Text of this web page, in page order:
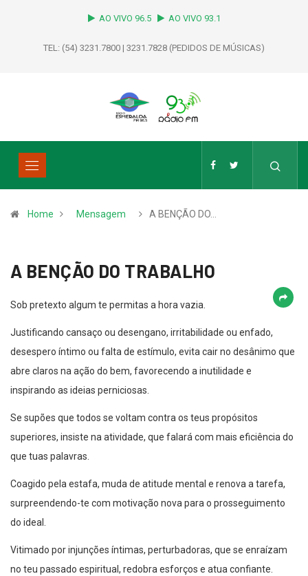
AO VIVO 96.5 AO VIVO 93.1
TEL: (54) 3231.7800 | 3231.7828 (PEDIDOS DE MÚSICAS)
Home Mensagem A BENÇÃO DO…
A BENÇÃO DO TRABALHO
Sob pretexto algum te permitas a hora vazia.
Justificando cansaço ou desengano, irritabilidade ou enfado,
desespero íntimo ou falta de estímulo, evita cair no desânimo que
abre claros na ação do bem, favorecendo a inutilidade e
inspirando as ideias perniciosas.
Se supões que todos se voltam contra os teus propósitos
superiores, insiste na atividade, que falará com mais eficiência do
que tuas palavras.
Coagido pela estafa, muda de atitude mental e renova a tarefa,
surpreendendo-te com motivação nova para o prosseguimento
do ideal.
Vitimado por injunções íntimas, perturbadoras, que se enraízam
no teu passado espiritual, redobra esforços e atua confiante.